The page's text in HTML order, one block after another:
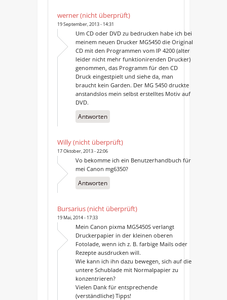
werner (nicht überprüft)
19 September, 2013 - 14:31
Um CD oder DVD zu bedrucken habe ich bei
meinem neuen Drucker MG5450 die Original
CD mit den Programmen vom IP 4200 (alter
leider nicht mehr funktionirenden Drucker)
genommen, das Programm für den CD
Druck eingestpielt und siehe da, man
braucht kein Garden. Der MG 5450 druckte
anstandslos mein selbst erstelltes Motiv auf
DVD.
Antworten
Willy (nicht überprüft)
17 Oktober, 2013 - 22:06
Vo bekomme ich ein Benutzerhandbuch für
mei Canon mg6350?
Antworten
Bursarius (nicht überprüft)
19 Mai, 2014 - 17:33
Mein Canon pixma MG5450S verlangt
Druckerpapier in der kleinen oberen
Fotolade, wenn ich z. B. farbige Mails oder
Rezepte ausdrucken will.
Wie kann ich ihn dazu bewegen, sich auf die
untere Schublade mit Normalpapier zu
konzentrieren?
Vielen Dank für entsprechende
(verständliche) Tipps!